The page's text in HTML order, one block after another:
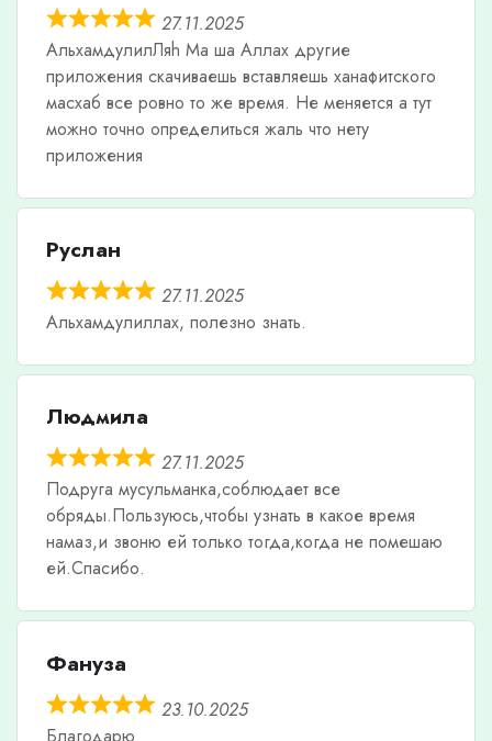
27.11.2025
АльхамдулилЛяh Ма ша Аллах другие
приложения скачиваешь вставляешь ханафитского
масхаб все ровно то же время. Не меняется а тут
можно точно определиться жаль что нету
приложения
Руслан
27.11.2025
Альхамдулиллах, полезно знать.
Людмила
27.11.2025
Подруга мусульманка,соблюдает все
обряды.Пользуюсь,чтобы узнать в какое время
намаз,и звоню ей только тогда,когда не помешаю
ей.Спасибо.
Фануза
23.10.2025
Благодарю